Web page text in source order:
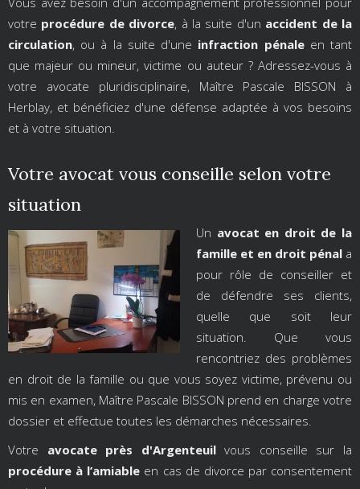
votre procédure de divorce, à la suite d'un accident de la
circulation, ou à la suite d'une infraction pénaleen tant
que majeur ou mineur, victime ou auteur ? Adressez-vous à
votre avocate pluridisciplinaire, Maître Pascale BISSON à
Herblay, et bénéficiez d'une défense adaptée à vos besoins
et à votre situation.
Votre avocat vous conseille selon votre
situation
Un avocat en droit de la
famille et en droit pénal a
pour rôle de conseiller et
de défendre ses clients,
quelle que soit leur
situation. Que vous
rencontriez des problèmes
en droit de la famille ou que vous soyez victime, prévenu ou
mis en examen, Maître Pascale BISSON prend en charge votre
dossier et effectue toutes les démarches nécessaires.
Votre avocate près d'Argenteuilvous conseille sur la
procédure à l’amiable en cas de divorce par consentement